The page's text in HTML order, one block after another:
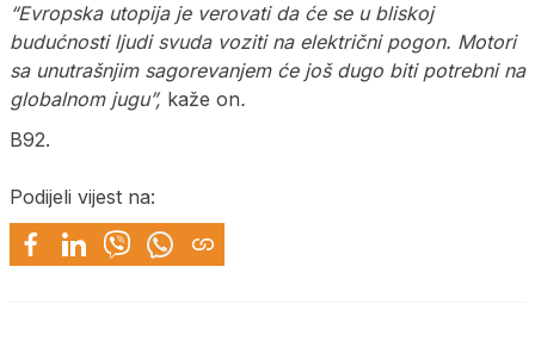
“Evropska utopija je verovati da će se u bliskoj
budućnosti ljudi svuda voziti na električni pogon. Motori
sa unutrašnjim sagorevanjem će još dugo biti potrebni na
globalnom jugu”, kaže on.
B92.
Podijeli vijest na: